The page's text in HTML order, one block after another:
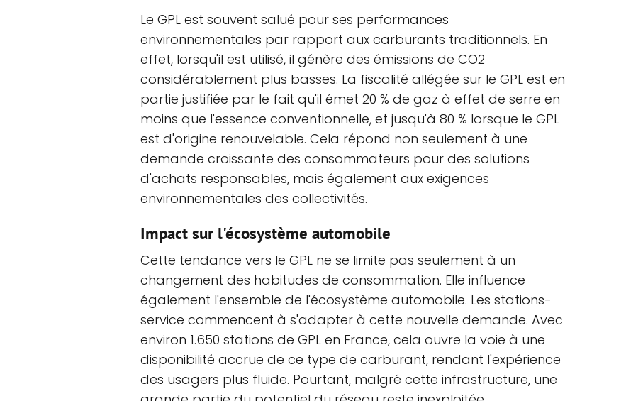
Le GPL est souvent salué pour ses performances
environnementales par rapport aux carburants traditionnels. En
effet, lorsqu'il est utilisé, il génère des émissions de CO2
considérablement plus basses. La fiscalité allégée sur le GPL est en
partie justifiée par le fait qu'il émet 20 % de gaz à effet de serre en
moins que l'essence conventionnelle, et jusqu'à 80 % lorsque le GPL
est d'origine renouvelable. Cela répond non seulement à une
demande croissante des consommateurs pour des solutions
d'achats responsables, mais également aux exigences
environnementales des collectivités.
Impact sur l'écosystème automobile
Cette tendance vers le GPL ne se limite pas seulement à un
changement des habitudes de consommation. Elle influence
également l'ensemble de l'écosystème automobile. Les stations-
service commencent à s'adapter à cette nouvelle demande. Avec
environ 1.650 stations de GPL en France, cela ouvre la voie à une
disponibilité accrue de ce type de carburant, rendant l'expérience
des usagers plus fluide. Pourtant, malgré cette infrastructure, une